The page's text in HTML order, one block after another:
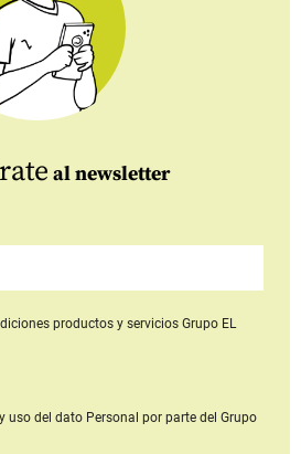
al newsletter
productos y serviciosGrupo EL
uso del dato Personal por parte del Grupo